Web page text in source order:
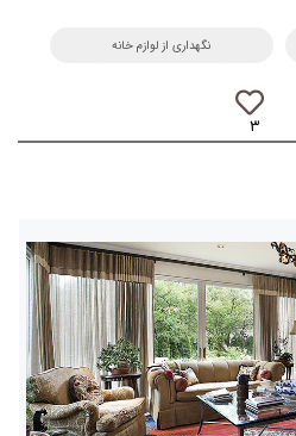
نگهداری از لوازم خانه
۳